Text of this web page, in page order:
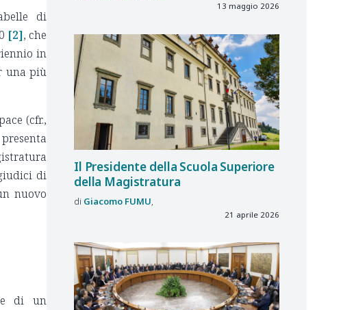
di
[2], che
in
una più
(cfr.,
di
nuovo
di un
13 maggio 2026
Il Presidente della Scuola Superiore
della Magistratura
Giacomo FUMU
21 aprile 2026